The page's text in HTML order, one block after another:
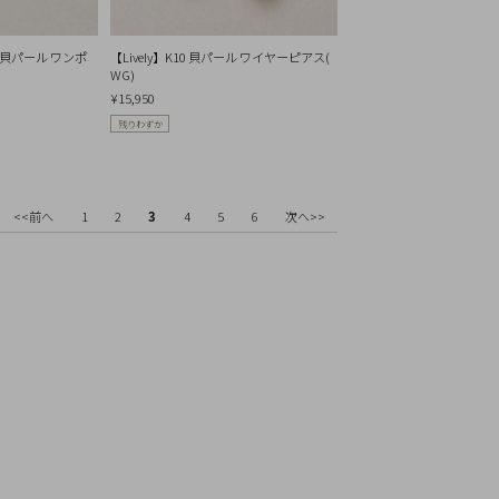
パール ワンポ
【Lively】K10 貝パール ワイヤーピアス(
WG)
¥15,950
残りわずか
<<前へ 1 2 3 4 5 6 次へ>>